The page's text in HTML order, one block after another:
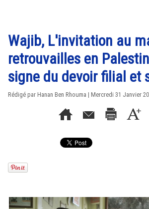
Wajib, L'invitation au
retrouvailles en
signe du devoir filial et
Rédigé par Hanan Ben Rhouma | Mercredi 31 Janvier